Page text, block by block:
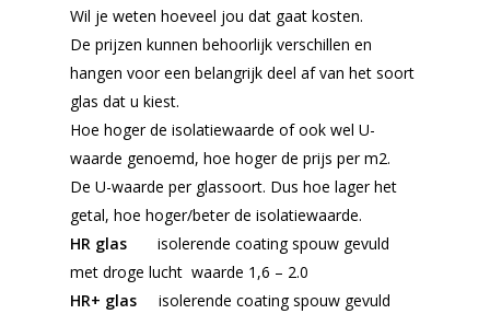
Wil je weten hoeveel jou dat gaat kosten.
De prijzen kunnen behoorlijk verschillen en
hangen voor een belangrijk deel af van het soort
glas dat u kiest.
Hoe hoger de isolatiewaarde of ook wel U-
waarde genoemd, hoe hoger de prijs per m2.
De U-waarde per glassoort. Dus hoe lager het
getal, hoe hoger/beter de isolatiewaarde.
HR glas isolerende coating spouw gevuld
met droge lucht waarde 1,6 – 2.0
HR+ glas isolerende coating spouw gevuld